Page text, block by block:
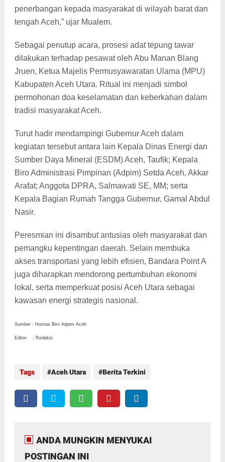
penerbangan kepada masyarakat di wilayah barat dan
tengah Aceh,” ujar Mualem.
Sebagai penutup acara, prosesi adat tepung tawar
dilakukan terhadap pesawat oleh Abu Manan Blang
Jruen, Ketua Majelis Permusyawaratan Ulama (MPU)
Kabupaten Aceh Utara. Ritual ini menjadi simbol
permohonan doa keselamatan dan keberkahan dalam
tradisi masyarakat Aceh.
Turut hadir mendampingi Gubernur Aceh dalam
kegiatan tersebut antara lain Kepala Dinas Energi dan
Sumber Daya Mineral (ESDM) Aceh, Taufik; Kepala
Biro Administrasi Pimpinan (Adpim) Setda Aceh, Akkar
Arafat; Anggota DPRA, Salmawati SE, MM; serta
Kepala Bagian Rumah Tangga Gubernur, Gamal Abdul
Nasir.
Peresmian ini disambut antusias oleh masyarakat dan
pemangku kepentingan daerah. Selain membuka
akses transportasi yang lebih efisien, Bandara Point A
juga diharapkan mendorong pertumbuhan ekonomi
lokal, serta memperkuat posisi Aceh Utara sebagai
kawasan energi strategis nasional.
Sumber : Humas Biro Adpim Aceh
Editor : Redaksi
Tags Aceh Utara Berita Terkini
ANDA MUNGKIN MENYUKAI
POSTINGAN INI